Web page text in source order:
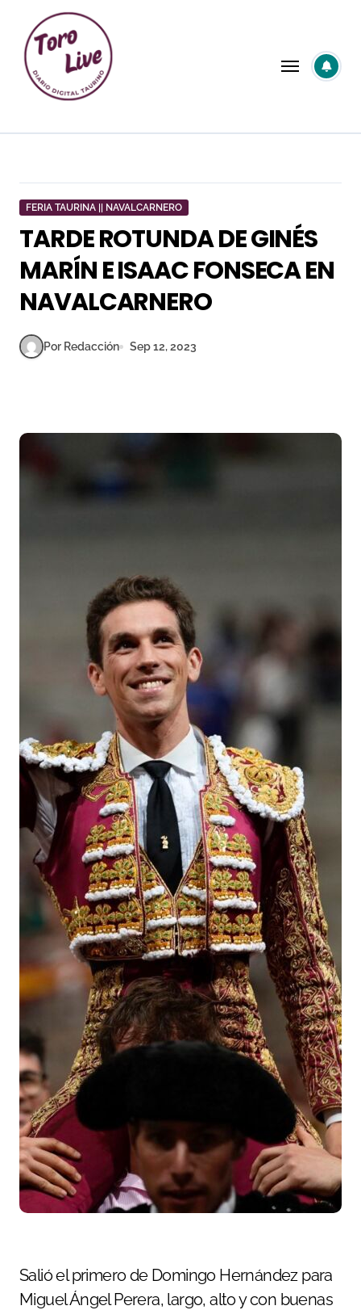
contenido
FERIA TAURINA || NAVALCARNERO
TARDE ROTUNDA DE GINÉS
MARÍN E ISAAC FONSECA EN
NAVALCARNERO
Por Redacción Sep 12, 2023
Salió el primero de Domingo Hernández para
Miguel Ángel Perera, largo, alto y con buenas